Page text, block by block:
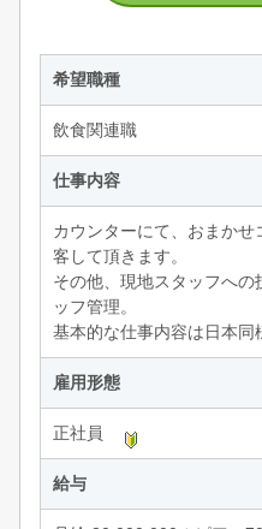
希望職種
飲食関連職
仕事内容
カウンターにて、おまか
客して頂きます。
その他、現地スタッフへの
ッフ管理。
基本的な仕事内容は日本同
雇用形態
正社員
給与